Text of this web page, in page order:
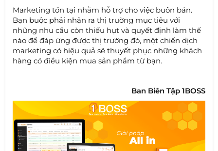
Marketing tồn tại nhằm hỗ trợ cho việc buôn bán.
Bạn buộc phải nhận ra thị trường mục tiêu với
những nhu cầu còn thiếu hụt và quyết định làm thế
nào để đáp ứng được thị trường đó, một chiến dịch
marketing có hiệu quả sẽ thuyết phục những khách
hàng có điều kiện mua sản phẩm từ bạn.
Ban Biên Tập 1BOSS